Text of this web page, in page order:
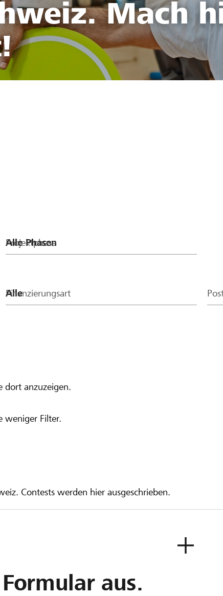
Mach
Projektphase
Finanzierungsart
dort anzuzeigen.
weniger Filter.
Contests werden hier ausgeschrieben.
aus.